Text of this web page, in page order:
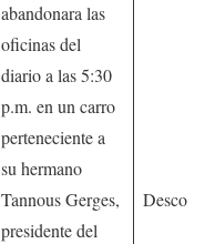
abandonara las
oficinas del
diario a las 5:30
p.m. en un carro
perteneciente a
su hermano
Tannous Gerges,
presidente del